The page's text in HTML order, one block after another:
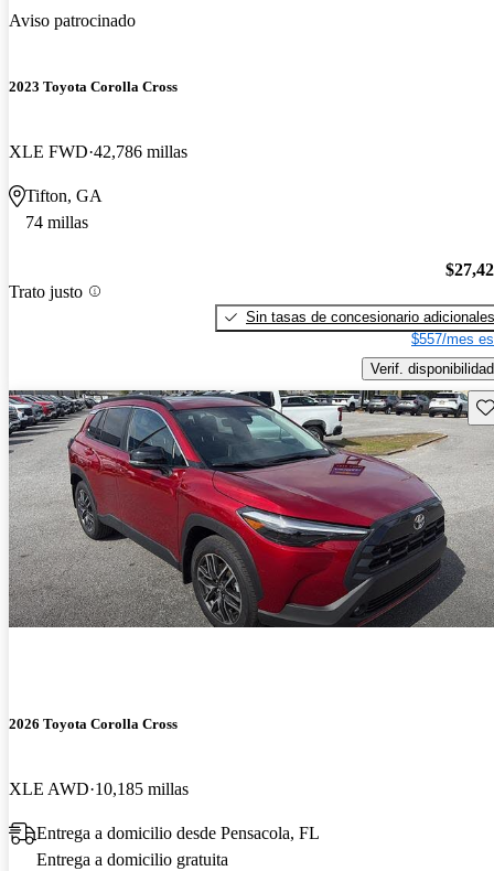
Aviso patrocinado
2023 Toyota Corolla Cross
XLE FWD 42,786 millas
Tifton, GA
74 millas
Trato justo
Sin tasas de concesionario adicionales
$557/mes
Verif. disponibilidad
2026 Toyota Corolla Cross
XLE AWD 10,185 millas
Entrega a domicilio desde Pensacola, FL
Entrega a domicilio gratuita